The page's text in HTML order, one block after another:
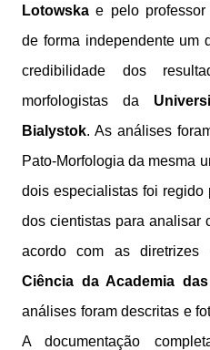
Lotowska e pelo professor
de forma independente um
credibilidade dos
morfologistas da
Bialystok. As análises
Pato-Morfologia da mesma
dois especialistas foi regido
dos cientistas para analisar
acordo com as diretrizes
Ciência da Academia
análises foram descritas e
A documentação